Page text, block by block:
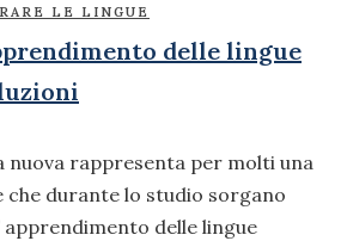
LE LINGUE
delle lingue
nuova rappresenta per molti una
che durante lo studio sorgano
apprendimento delle lingue